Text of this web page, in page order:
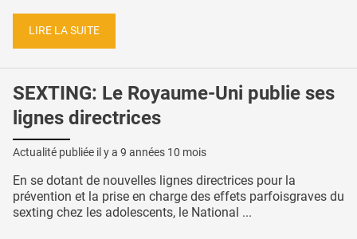
LIRE LA SUITE
SEXTING: Le Royaume-Uni publie ses
lignes directrices
Actualité publiée il y a 9 années 10 mois
En se dotant de nouvelles lignes directrices pour la
prévention et la prise en charge des effets parfoisgraves du
sexting chez les adolescents, le National ...